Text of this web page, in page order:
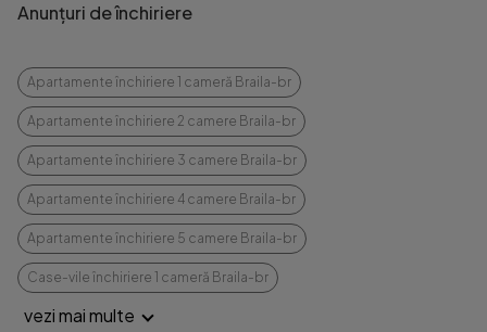
Anunțuri de închiriere
Apartamente închiriere 1 cameră Braila-br
Apartamente închiriere 2 camere Braila-br
Apartamente închiriere 3 camere Braila-br
Apartamente închiriere 4 camere Braila-br
Apartamente închiriere 5 camere Braila-br
Case-vile închiriere 1 cameră Braila-br
vezi mai multe